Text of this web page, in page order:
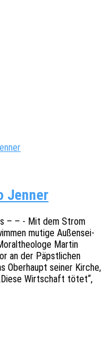
Jenner
– – - Mit dem Strom
mutige Außen­sei­
Martin
an der Päpst­li­chen
Ober­haupt seiner Kirche,
Wirt­schaft tötet“,